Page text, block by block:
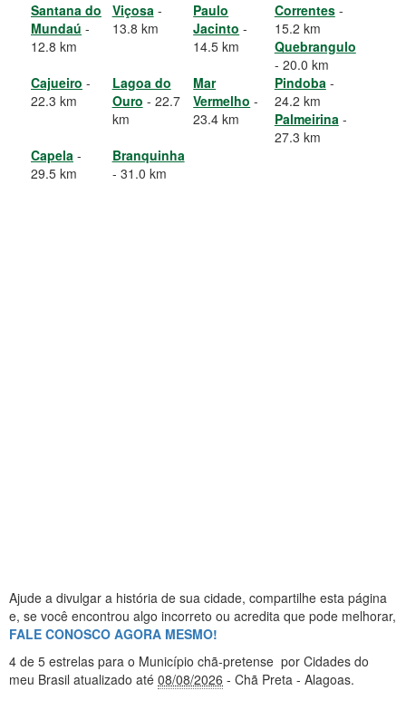
Santana do
Mundaú -
12.8 km
Viçosa-
13.8 km
Paulo
Jacinto -
14.5 km
Correntes-
15.2 km
Quebrangulo
- 20.0 km
Cajueiro -
22.3 km
Lagoa do
Ouro - 22.7
km
Mar
Vermelho -
23.4 km
Pindoba-
24.2 km
Palmeirina-
27.3 km
Capela -
29.5 km
Branquinha
- 31.0 km
Ajude a divulgar a história de sua cidade, compartilhe esta página
e, se você encontrou algo incorreto ou acredita que pode melhorar,
FALE CONOSCO AGORA MESMO!
4 de 5 estrelas para o Município chã-pretense por Cidades do
meu Brasil atualizado até 08/08/2026 - Chã Preta - Alagoas.